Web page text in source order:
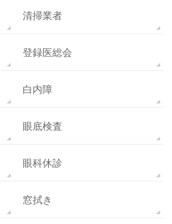
清掃業者
登録医総会
白内障
眼底検査
眼科休診
窓拭き